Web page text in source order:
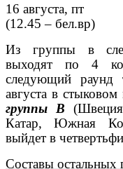
16 августа,
(12.45 – бел.вр)
Из группы в
выходят по 4
следующий раунд
августа в
группы В
Катар, Южная
выйдет в
Составы остальных